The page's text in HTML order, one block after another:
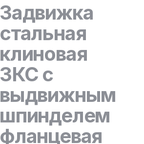
Задвижка
стальная
клиновая
ЗКС с
выдвижным
шпинделем
фланцевая